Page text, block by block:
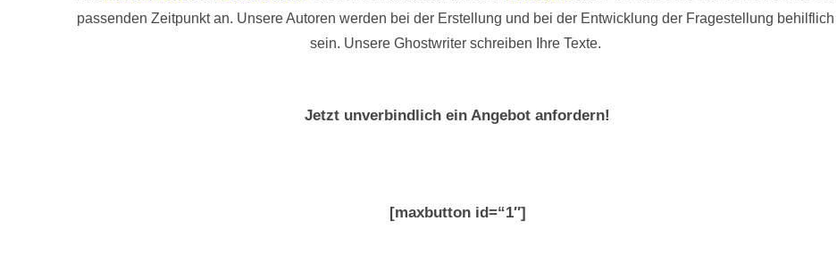
passenden Zeitpunkt an. Unsere Autoren werden bei der Erstellung und bei der Entwicklung der Fragestellung behilflich
sein. Unsere Ghostwriter schreiben Ihre Texte.
Jetzt unverbindlich ein Angebot anfordern!
[maxbutton id=“1″]